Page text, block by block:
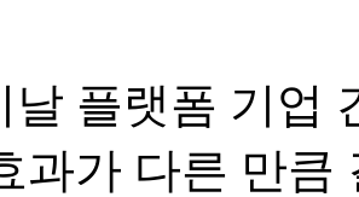
플랫폼 기업
과가 다른 만